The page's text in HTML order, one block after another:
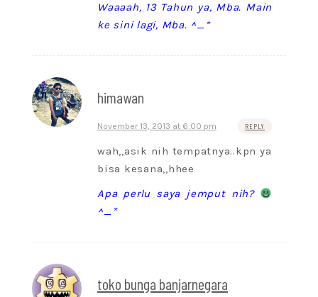
Waaaah, 13 Tahun ya, Mba. Main
ke sini lagi, Mba. ^_*
himawan
November 13, 2013 at 6:00 pm REPLY
wah,,asik nih tempatnya..kpn ya
bisa kesana,,hhee
Apa perlu saya jemput nih?
^_*
toko bunga banjarnegara